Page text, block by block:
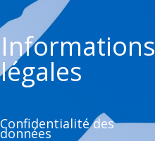
Informations
légales
Confidentialité des
données